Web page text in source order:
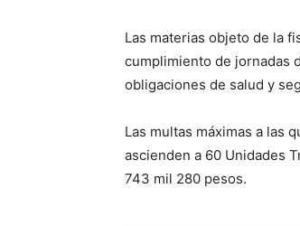
Las materias objeto de la
cumplimiento de jornadas
obligaciones de salud y
Las multas máximas a las
ascienden a 60 Unidades
743 mil 280 pesos.